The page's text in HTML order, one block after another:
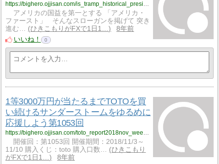
https://bighero.ojjisan.com/is_tramp_historical_president_whichever/
アメリカの国益を第一とする 「アメリカ・
ファースト」 そんなスローガンを掲げて 突き
進む…
ひきこもりがFXで1日1…
8年前
いいね！
0
1等3000万円が当たるまでTOTOを買
い続けるサンダーストームをゆるめに
応援しよう第1053回
https://bighero.ojjisan.com/toto_report2018nov_week2nd_1053/
開催回：第1053回 開催期間：2018/11/3～
11/10 購入くじ：toto 購入口数…
ひきこもり
がFXで1日1…
8年前